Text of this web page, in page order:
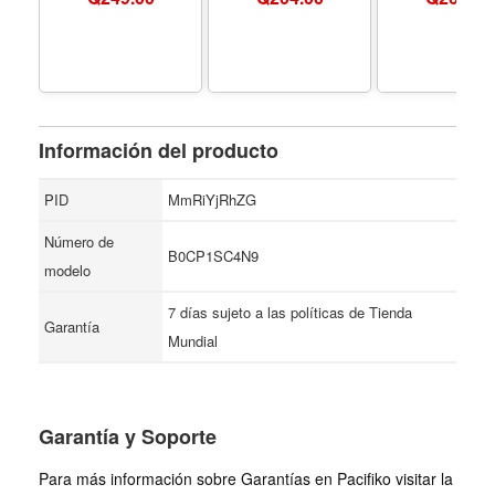
BMW X1 F48 2016-
2024
Elantra GT Kia
Yaris 2007-
Replacement
85242-
Información del producto
PID
MmRiYjRhZG
Número de
modelo
B0CP1SC4N9
Garantía
7 días sujeto a las políticas de Tienda
Mundial
Garantía y Soporte
Para más información sobre Garantías en Pacifiko visitar la